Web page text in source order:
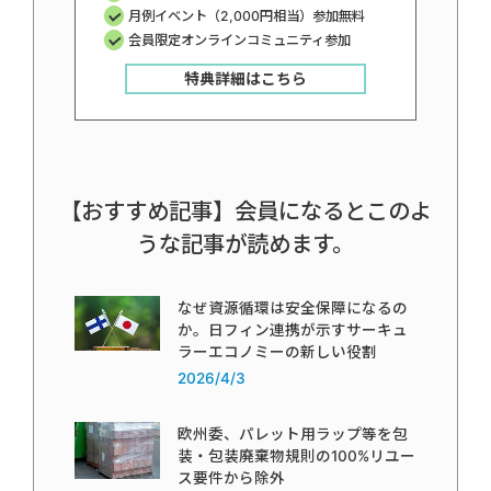
月例イベント（2,000円相当）参加無料
会員限定オンラインコミュニティ参加
特典詳細はこちら
【おすすめ記事】会員になるとこのよ
うな記事が読めます。
なぜ資源循環は安全保障になるの
か。日フィン連携が示すサーキュ
ラーエコノミーの新しい役割
2026/4/3
欧州委、パレット用ラップ等を包
装・包装廃棄物規則の100%リユー
ス要件から除外